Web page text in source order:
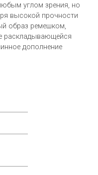
углом зрения, но
высокой прочности
образ ремешком,
раскладывающейся
дополнение